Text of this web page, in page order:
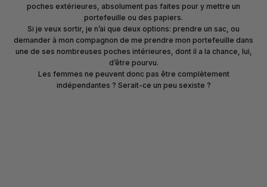
poches extérieures, absolument pas faites pour y mettre un
portefeuille ou des papiers.
Si je veux sortir, je n’ai que deux options: prendre un sac, ou
demander à mon compagnon de me prendre mon portefeuille dans
une de ses nombreuses poches intérieures, dont il a la chance, lui,
d’être pourvu.
Les femmes ne peuvent donc pas être complètement
indépendantes ? Serait-ce un peu sexiste ?